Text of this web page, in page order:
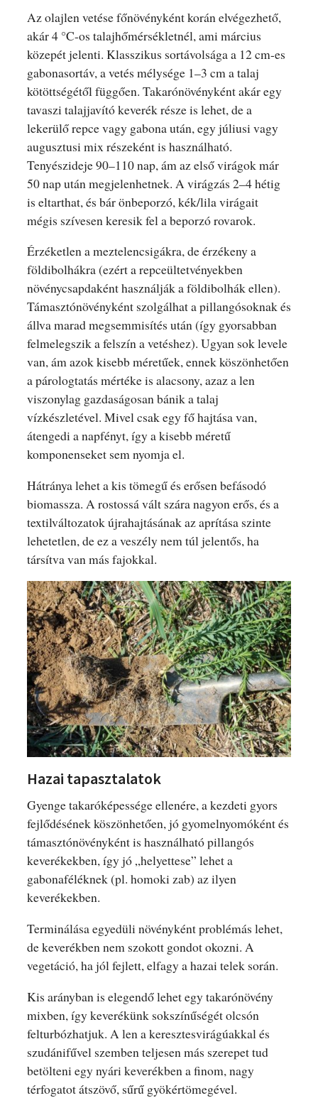
Az olajlen vetése főnövényként korán elvégezhető,
akár 4 °C-os talajhőmérsékletnél, ami március
közepét jelenti. Klasszikus sortávolsága a 12 cm-es
gabonasortáv, a vetés mélysége 1–3 cm a talaj
kötöttségétől függően. Takarónövényként akár egy
tavaszi talajjavító keverék része is lehet, de a
lekerülő repce vagy gabona után, egy júliusi vagy
augusztusi mix részeként is használható.
Tenyészideje 90–110 nap, ám az első virágok már
50 nap után megjelenhetnek. A virágzás 2–4 hétig
is eltarthat, és bár önbeporzó, kék/lila virágait
mégis szívesen keresik fel a beporzó rovarok.
Érzéketlen a meztelencsigákra, de érzékeny a
földibolhákra (ezért a repceültetvényekben
növénycsapdaként használják a földibolhák ellen).
Támasztónövényként szolgálhat a pillangósoknak és
állva marad megsemmisítés után (így gyorsabban
felmelegszik a felszín a vetéshez). Ugyan sok levele
van, ám azok kisebb méretűek, ennek köszönhetően
a párologtatás mértéke is alacsony, azaz a len
viszonylag gazdaságosan bánik a talaj
vízkészletével. Mivel csak egy fő hajtása van,
átengedi a napfényt, így a kisebb méretű
komponenseket sem nyomja el.
Hátránya lehet a kis tömegű és erősen befásodó
biomassza. A rostossá vált szára nagyon erős, és a
textilváltozatok újrahajtásának az aprítása szinte
lehetetlen, de ez a veszély nem túl jelentős, ha
társítva van más fajokkal.
Hazai tapasztalatok
Gyenge takaróképessége ellenére, a kezdeti gyors
fejlődésének köszönhetően, jó gyomelnyomóként és
támasztónövényként is használható pillangós
keverékekben, így jó „helyettese” lehet a
gabonaféléknek (pl. homoki zab) az ilyen
keverékekben.
Terminálása egyedüli növényként problémás lehet,
de keverékben nem szokott gondot okozni. A
vegetáció, ha jól fejlett, elfagy a hazai telek során.
Kis arányban is elegendő lehet egy takarónövény
mixben, így keverékünk sokszínűségét olcsón
felturbózhatjuk. A len a keresztesvirágúakkal és
szudánifűvel szemben teljesen más szerepet tud
betölteni egy nyári keverékben a finom, nagy
térfogatot átszövő, sűrű gyökértömegével.